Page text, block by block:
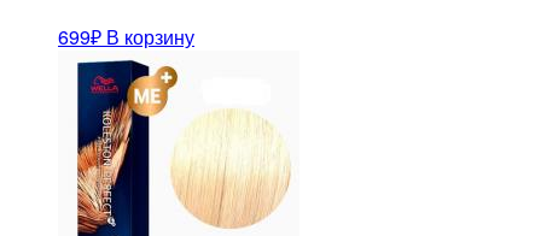
699₽ В корзину